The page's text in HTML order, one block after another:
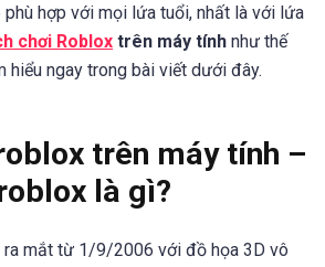
hợp với mọi lứa tuổi, nhất là với lứa
chơi Roblox trên máy tính như thế
hiểu ngay trong bài viết dưới đây.
trên máy tính –
là gì?
mắt từ 1/9/2006 với đồ họa 3D vô